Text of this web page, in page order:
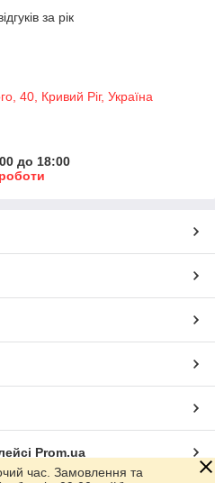
за рік
40, Кривий Ріг, Україна
до 18:00
Prom.ua
час. Замовлення та